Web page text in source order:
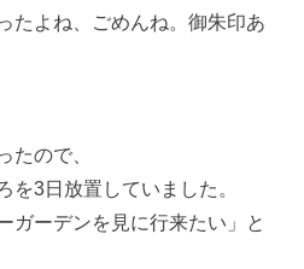
たよね、ごめんね。御朱印あ
たので、
を3日放置していました。
ガーデンを見に行来たい」と